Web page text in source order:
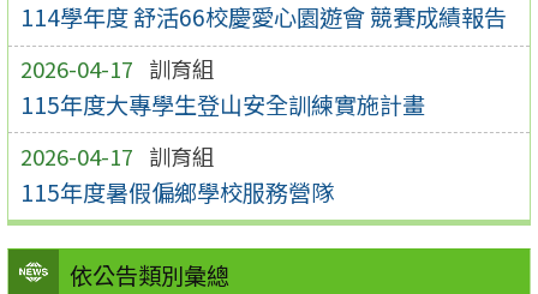
114學年度 舒活66校慶愛心園遊會 競賽成績報告
2026-04-17 訓育組
115年度大專學生登山安全訓練實施計畫
2026-04-17 訓育組
115年度暑假偏鄉學校服務營隊
依公告類別彙總